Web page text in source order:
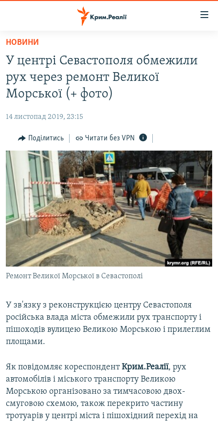
Перейти
основного
матеріалу
Перейти
до
основної
Перейти
до
пошуку
ВОДА.КРИМ
ВІДЕО ТА ФОТО
БЛОГИ
ПОГЛЯД
ІНТЕРВ'Ю
ВСЕ ЗА ДЕНЬ
СПЕЦПРОЕКТИ
ДЕПОРТАЦІЯ
ВІДЕОУРОКИ «ELIFBE»
СВІДЧЕННЯ ОКУПАЦІЇ
УКРАЇНСЬКА ПРОБЛЕМА КРИМУ
ІНФОГРАФІКА
ЯК ОБІЙТИ БЛОКУВАННЯ
Русский
Qırımtatar
ДОЛУЧАЙСЯ!
Усі сайти RFE/RL
НОВИНИ
У центрі Севастополя обмежили
рух через ремонт Великої
Морської (+ фото)
14 листопад 2019, 23:15
Поділитись Читати без VPN
Ремонт Великої Морської в Севастополі
У зв'язку з реконструкцією центру Севастополя
російська влада міста обмежили рух транспорту і
пішоходів вулицею Великою Морською і прилеглим
площами.
Як повідомляє кореспондентКрим.Реалії, рух
автомобілів і міського транспорту Великою
Морською організовано за тимчасовою двох-
смуговою схемою, також перекрито частину
тротуарів у центрі міста і пішохідний перехід на